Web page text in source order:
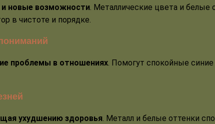
и новые возможности. Металлические цвета и белые
в чистоте и порядке.
проблемы в отношениях. Помогут спокойные
ухудшению здоровья. Металл и белые оттенки